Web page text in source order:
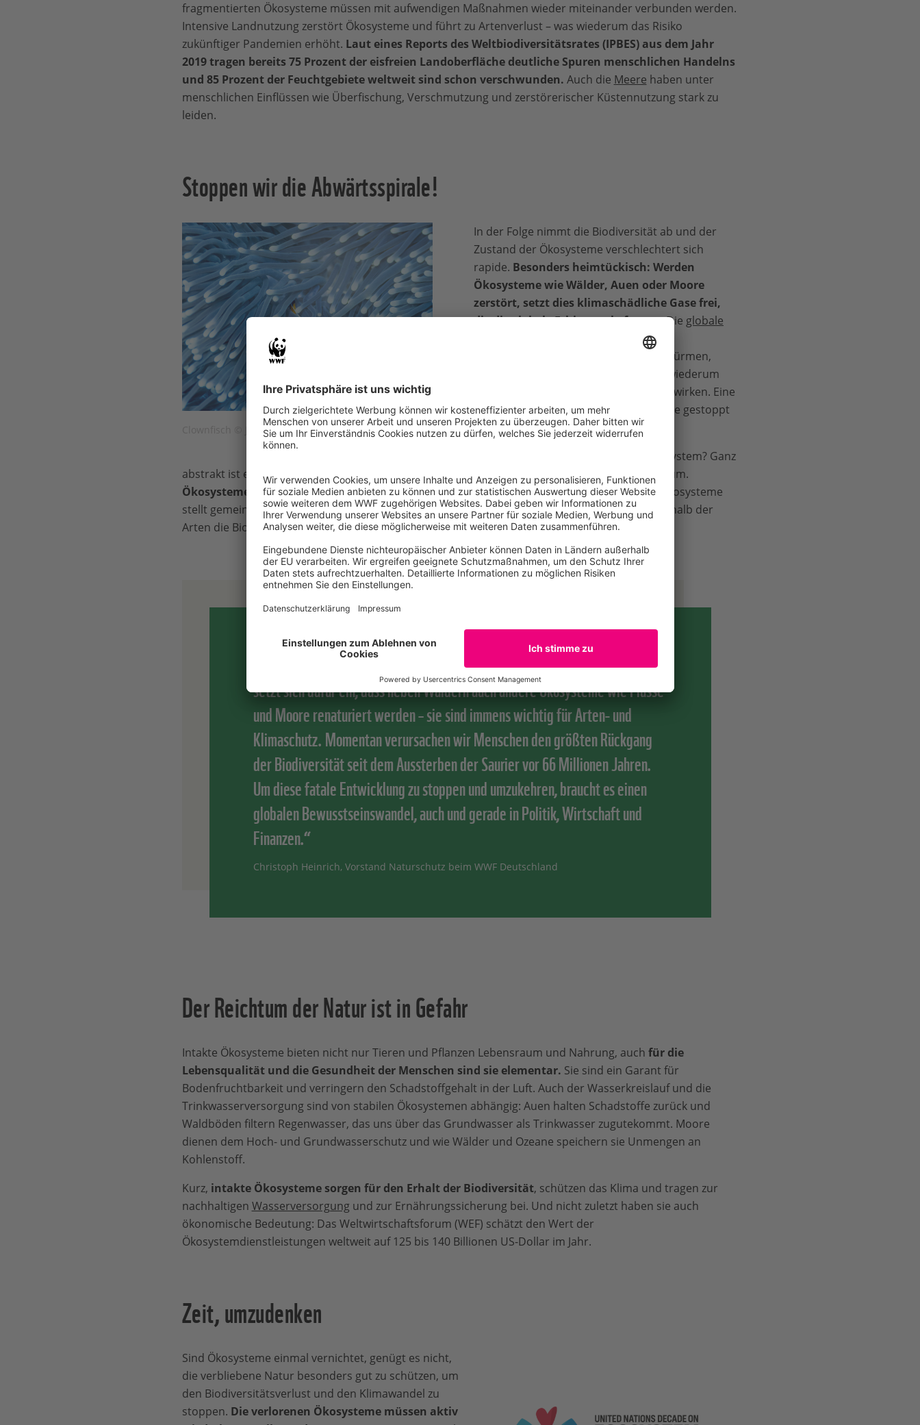
fragmentierten Ökosysteme müssen mit aufwendigen Maßnahmen wieder miteinander verbunden werden.
Intensive Landnutzung zerstört Ökosysteme und führt zu Artenverlust – was wiederum das Risiko
zukünftiger Pandemien erhöht. Laut eines Reports des Weltbiodiversitätsrates (IPBES) aus dem Jahr
2019 tragen bereits 75 Prozent der eisfreien Landoberfläche deutliche Spuren menschlichen Handelns
und 85 Prozent der Feuchtgebiete weltweit sind schon verschwunden. Auch die Meere haben unter
menschlichen Einflüssen wie Überfischung, Verschmutzung und zerstörerischer Küstennutzung stark zu
leiden.
Stoppen wir die Abwärtsspirale!
Clownfisch © James Morgan / WWF-US
In der Folge nimmt die Biodiversität ab und der
Zustand der Ökosysteme verschlechtert sich
rapide. Besonders heimtückisch: Werden
Ökosysteme wie Wälder, Auen oder Moore
zerstört, setzt dies klimaschädliche Gase frei,
die die globale Erhitzung befeuern.Die globale
erhöht die Häufigkeit von
Extremereignissen wie etwa Dürren, Stürmen,
Überflutungen und Bränden, die sich wiederum
negativ auf zahlreiche Ökosysteme auswirken. Eine
besorgniserregende Abwärtsspirale, die gestoppt
werden muss!
Aber was genau ist eigentlich ein Ökosystem? Ganz
abstrakt ist es das Zusammenspiel von Beziehungen zwischen Lebewesen und ihrem Lebensraum.
Ökosysteme können riesig sein wie ein Ozean oder klein wie ein Tümpel.Die Vielfalt der Ökosysteme
stellt gemeinsam mit der Vielfalt der Tier- und Pflanzenarten und der genetischen Vielfalt innerhalb der
Arten die Biodiversität, also die biologische Vielfalt der Erde dar.
„Wir freuen uns sehr, offizieller Partner der UN-Dekade zu sein! Der WWF
setzt sich dafür ein, dass neben Wäldern auch andere Ökosysteme wie Flüsse
und Moore renaturiert werden – sie sind immens wichtig für Arten- und
Klimaschutz. Momentan verursachen wir Menschen den größten Rückgang
der Biodiversität seit dem Aussterben der Saurier vor 66 Millionen Jahren.
Um diese fatale Entwicklung zu stoppen und umzukehren, braucht es einen
globalen Bewusstseinswandel, auch und gerade in Politik, Wirtschaft und
Finanzen.“
Christoph Heinrich, Vorstand Naturschutz beim WWF Deutschland
Der Reichtum der Natur ist in Gefahr
Intakte Ökosysteme bieten nicht nur Tieren und Pflanzen Lebensraum und Nahrung, auch für die
Lebensqualität und die Gesundheit der Menschen sind sie elementar. Sie sind ein Garant für
Bodenfruchtbarkeit und verringern den Schadstoffgehalt in der Luft. Auch der Wasserkreislauf und die
Trinkwasserversorgung sind von stabilen Ökosystemen abhängig: Auen halten Schadstoffe zurück und
Waldböden filtern Regenwasser, das uns über das Grundwasser als Trinkwasser zugutekommt. Moore
dienen dem Hoch- und Grundwasserschutz und wie Wälder und Ozeane speichern sie Unmengen an
Kohlenstoff.
Kurz, intakte Ökosysteme sorgen für den Erhalt der Biodiversität, schützen das Klima und tragen zur
nachhaltigen Wasserversorgungund zur Ernährungssicherung bei. Und nicht zuletzt haben sie auch
ökonomische Bedeutung: Das Weltwirtschaftsforum (WEF) schätzt den Wert der
Ökosystemdienstleistungen weltweit auf 125 bis 140 Billionen US-Dollar im Jahr.
Zeit, umzudenken
Sind Ökosysteme einmal vernichtet, genügt es nicht,
die verbliebene Natur besonders gut zu schützen, um
den Biodiversitätsverlust und den Klimawandel zu
stoppen. Die verlorenen Ökosysteme müssen aktiv